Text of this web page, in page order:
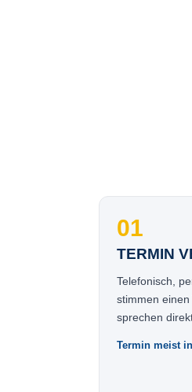
01
TERMIN
Telefonisch,
stimmen
sprechen
Termin meist